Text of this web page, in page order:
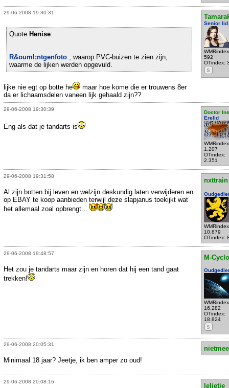
29-06-2008 19:30:31
Senior lid
592
OTindex:
S
Quote Henise:
R&ouml;ntgenfoto , waarop PVC-buizen te zien zijn,
waarme de lijken werden opgevuld.
lijke nie egt op botte he
maar hoe kome die er trouwens 8er
da er lichaamsdelen vaneen lijk gehaald zijn??
29-06-2008 19:30:39
Doctor
Erelid
1.207
OTindex:
2.351
Eng als dat je tandarts is
29-06-2008 19:31:58
nxttrain
10.879
OTindex:
Al zijn botten bij leven en welzijn deskundig laten verwijderen en
op EBAY te koop aanbieden terwijl deze slapjanus toekijkt wat
het allemaal zoal opbrengt...
29-06-2008 19:48:57
M-
16.282
OTindex:
18.824
S
Het zou je tandarts maar zijn en horen dat hij een tand gaat
trekken!
29-06-2008 20:05:31
Minimaal 18 jaar? Jeetje, ik ben amper zo oud!
29-06-2008 20:08:16
lelietje